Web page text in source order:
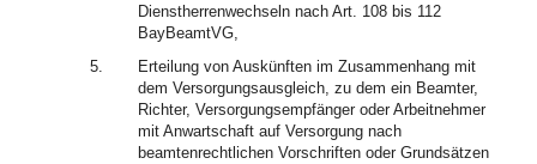
Dienstherrenwechseln nach Art. 108 bis 112
BayBeamtVG,
5.
Erteilung von Auskünften im Zusammenhang mit
dem Versorgungsausgleich, zu dem ein Beamter,
Richter, Versorgungsempfänger oder Arbeitnehmer
mit Anwartschaft auf Versorgung nach
beamtenrechtlichen Vorschriften oder Grundsätzen